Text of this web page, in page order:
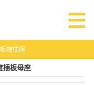
端插座
插板母座